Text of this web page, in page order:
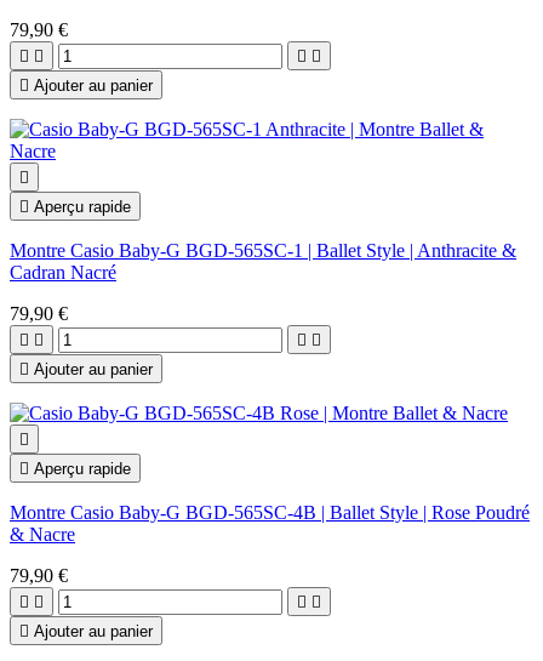
79,90 €
   
 Ajouter au panier

 Aperçu rapide
Montre Casio Baby-G BGD-565SC-1 | Ballet Style | Anthracite &
Cadran Nacré
79,90 €
   
 Ajouter au panier

 Aperçu rapide
Montre Casio Baby-G BGD-565SC-4B | Ballet Style | Rose Poudré
& Nacre
79,90 €
   
 Ajouter au panier